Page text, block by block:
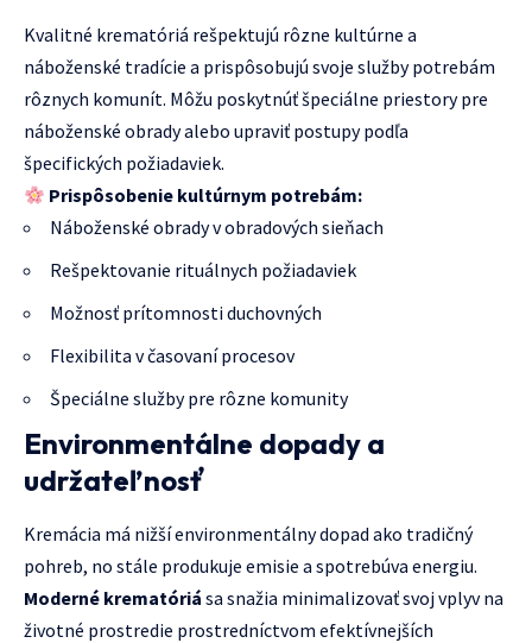
Kvalitné krematóriá rešpektujú rôzne kultúrne a
náboženské tradície a prispôsobujú svoje služby potrebám
rôznych komunít. Môžu poskytnúť špeciálne priestory pre
náboženské obrady alebo upraviť postupy podľa
špecifických požiadaviek.
Prispôsobenie kultúrnym potrebám:
Náboženské obrady v obradových sieňach
Rešpektovanie rituálnych požiadaviek
Možnosť prítomnosti duchovných
Flexibilita v časovaní procesov
Špeciálne služby pre rôzne komunity
Environmentálne dopady a
udržateľnosť
Kremácia má nižší environmentálny dopad ako tradičný
pohreb, no stále produkuje emisie a spotrebúva energiu.
Moderné krematóriá sa snažia minimalizovať svoj vplyv na
životné prostredie prostredníctvom efektívnejších